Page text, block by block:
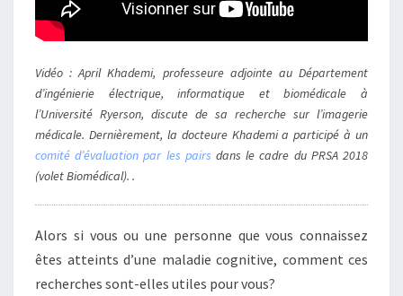
Vidéo : April Khademi, professeure adjointe au Département
d’ingénierie électrique, informatique et biomédicale à
l’Université Ryerson, discute de sa recherche sur l’imagerie
médicale. Dernièrement, la docteure Khademi a participé à un
comité d’évaluation par les pairs dans le cadre du PRSA 2018
(volet Biomédical). .
Alors si vous ou une personne que vous connaissez
êtes atteints d’une maladie cognitive, comment ces
recherches sont-elles utiles pour vous?